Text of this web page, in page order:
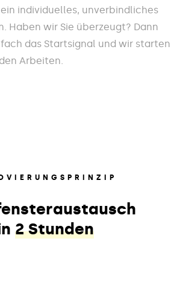
individuelles, unverbindliches
Haben wir Sie überzeugt? Dann
das Startsignal und wir starten
Arbeiten.
2 Stunden